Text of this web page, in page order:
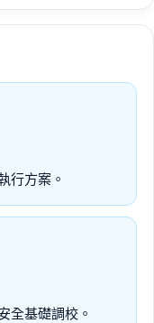
行方案。
全基礎調校。